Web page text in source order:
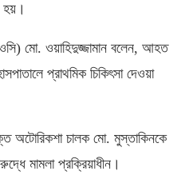
হয়।
) মো. ওয়াহিদুজ্জামান বলেন, আহত
প্রাথমিক চিকিৎসা দেওয়া
অটোরিকশা চালক মো. মুস্তাকিনকে
মামলা প্রক্রিয়াধীন।